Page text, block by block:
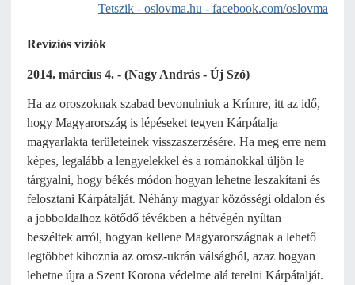
Tetszik - oslovma.hu - facebook.com/oslovma
Revíziós víziók
2014. március 4. - (Nagy András - Új Szó)
Ha az oroszoknak szabad bevonulniuk a Krímre, itt az idő,
hogy Magyarország is lépéseket tegyen Kárpátalja
magyarlakta területeinek visszaszerzésére. Ha meg erre nem
képes, legalább a lengyelekkel és a románokkal üljön le
tárgyalni, hogy békés módon hogyan lehetne leszakítani és
felosztani Kárpátalját. Néhány magyar közösségi oldalon és
a jobboldalhoz kötődő tévékben a hétvégén nyíltan
beszéltek arról, hogyan kellene Magyarországnak a lehető
legtöbbet kihoznia az orosz-ukrán válságból, azaz hogyan
lehetne újra a Szent Korona védelme alá terelni Kárpátalját.